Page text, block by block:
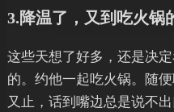
3.降温了，又到吃火锅
这些天想了好多，还是决
的。约他一起吃火锅。随
又止，话到嘴边总是说不